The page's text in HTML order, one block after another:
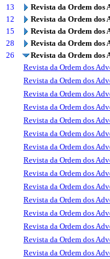
13
Revista da Ordem dos
12
Revista da Ordem dos
15
Revista da Ordem dos
28
Revista da Ordem dos
26
Revista da Ordem dos
Revista da Ordem dos
Revista da Ordem dos
Revista da Ordem dos
Revista da Ordem dos
Revista da Ordem dos
Revista da Ordem dos
Revista da Ordem dos
Revista da Ordem dos
Revista da Ordem dos
Revista da Ordem dos
Revista da Ordem dos
Revista da Ordem dos
Revista da Ordem dos
Revista da Ordem dos
Revista da Ordem dos